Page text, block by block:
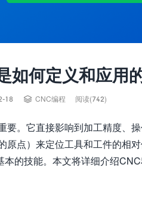
如何定义和应用
18  CNC编程 阅读(742)
。它直接影响到加工精度、操
点）来定位工具和工件的相
的技能。本文将详细介绍